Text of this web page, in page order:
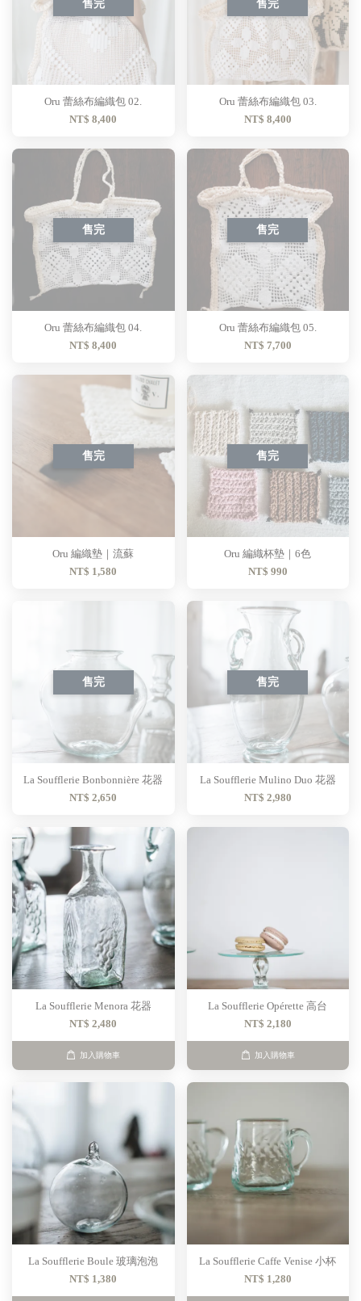
售完
Oru 蕾絲布編織包 02.
NT$ 8,400
售完
Oru 蕾絲布編織包 03.
NT$ 8,400
售完
Oru 蕾絲布編織包 04.
NT$ 8,400
售完
Oru 蕾絲布編織包 05.
NT$ 7,700
售完
Oru 編織墊｜流蘇
NT$ 1,580
售完
Oru 編織杯墊｜6色
NT$ 990
售完
La Soufflerie Bonbonnière 花器
NT$ 2,650
售完
La Soufflerie Mulino Duo 花器
NT$ 2,980
La Soufflerie Menora 花器
NT$ 2,480
加入購物車
La Soufflerie Opérette 高台
NT$ 2,180
加入購物車
La Soufflerie Boule 玻璃泡泡
NT$ 1,380
La Soufflerie Caffe Venise 小杯
NT$ 1,280